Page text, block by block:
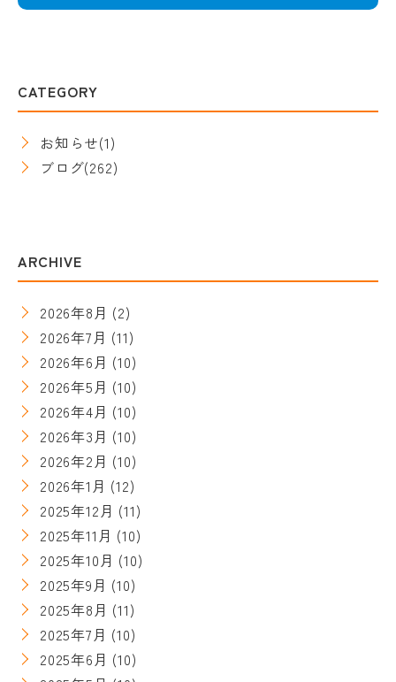
CATEGORY
お知らせ(1)
ブログ(262)
ARCHIVE
2026年8月 (2)
2026年7月 (11)
2026年6月 (10)
2026年5月 (10)
2026年4月 (10)
2026年3月 (10)
2026年2月 (10)
2026年1月 (12)
2025年12月 (11)
2025年11月 (10)
2025年10月 (10)
2025年9月 (10)
2025年8月 (11)
2025年7月 (10)
2025年6月 (10)